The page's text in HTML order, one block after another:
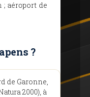
; aéroport de
?
de Garonne,
2000), à